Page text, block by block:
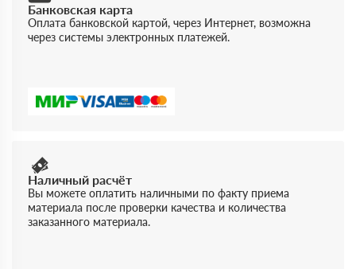
Банковская карта
Оплата банковской картой, через Интернет, возможна
через системы электронных платежей.
Наличный расчёт
Вы можете оплатить наличными по факту приема
материала после проверки качества и количества
заказанного материала.